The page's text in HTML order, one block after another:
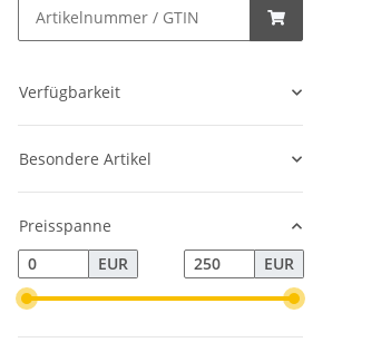
Verfügbarkeit
Besondere Artikel
Preisspanne
EUR
EUR